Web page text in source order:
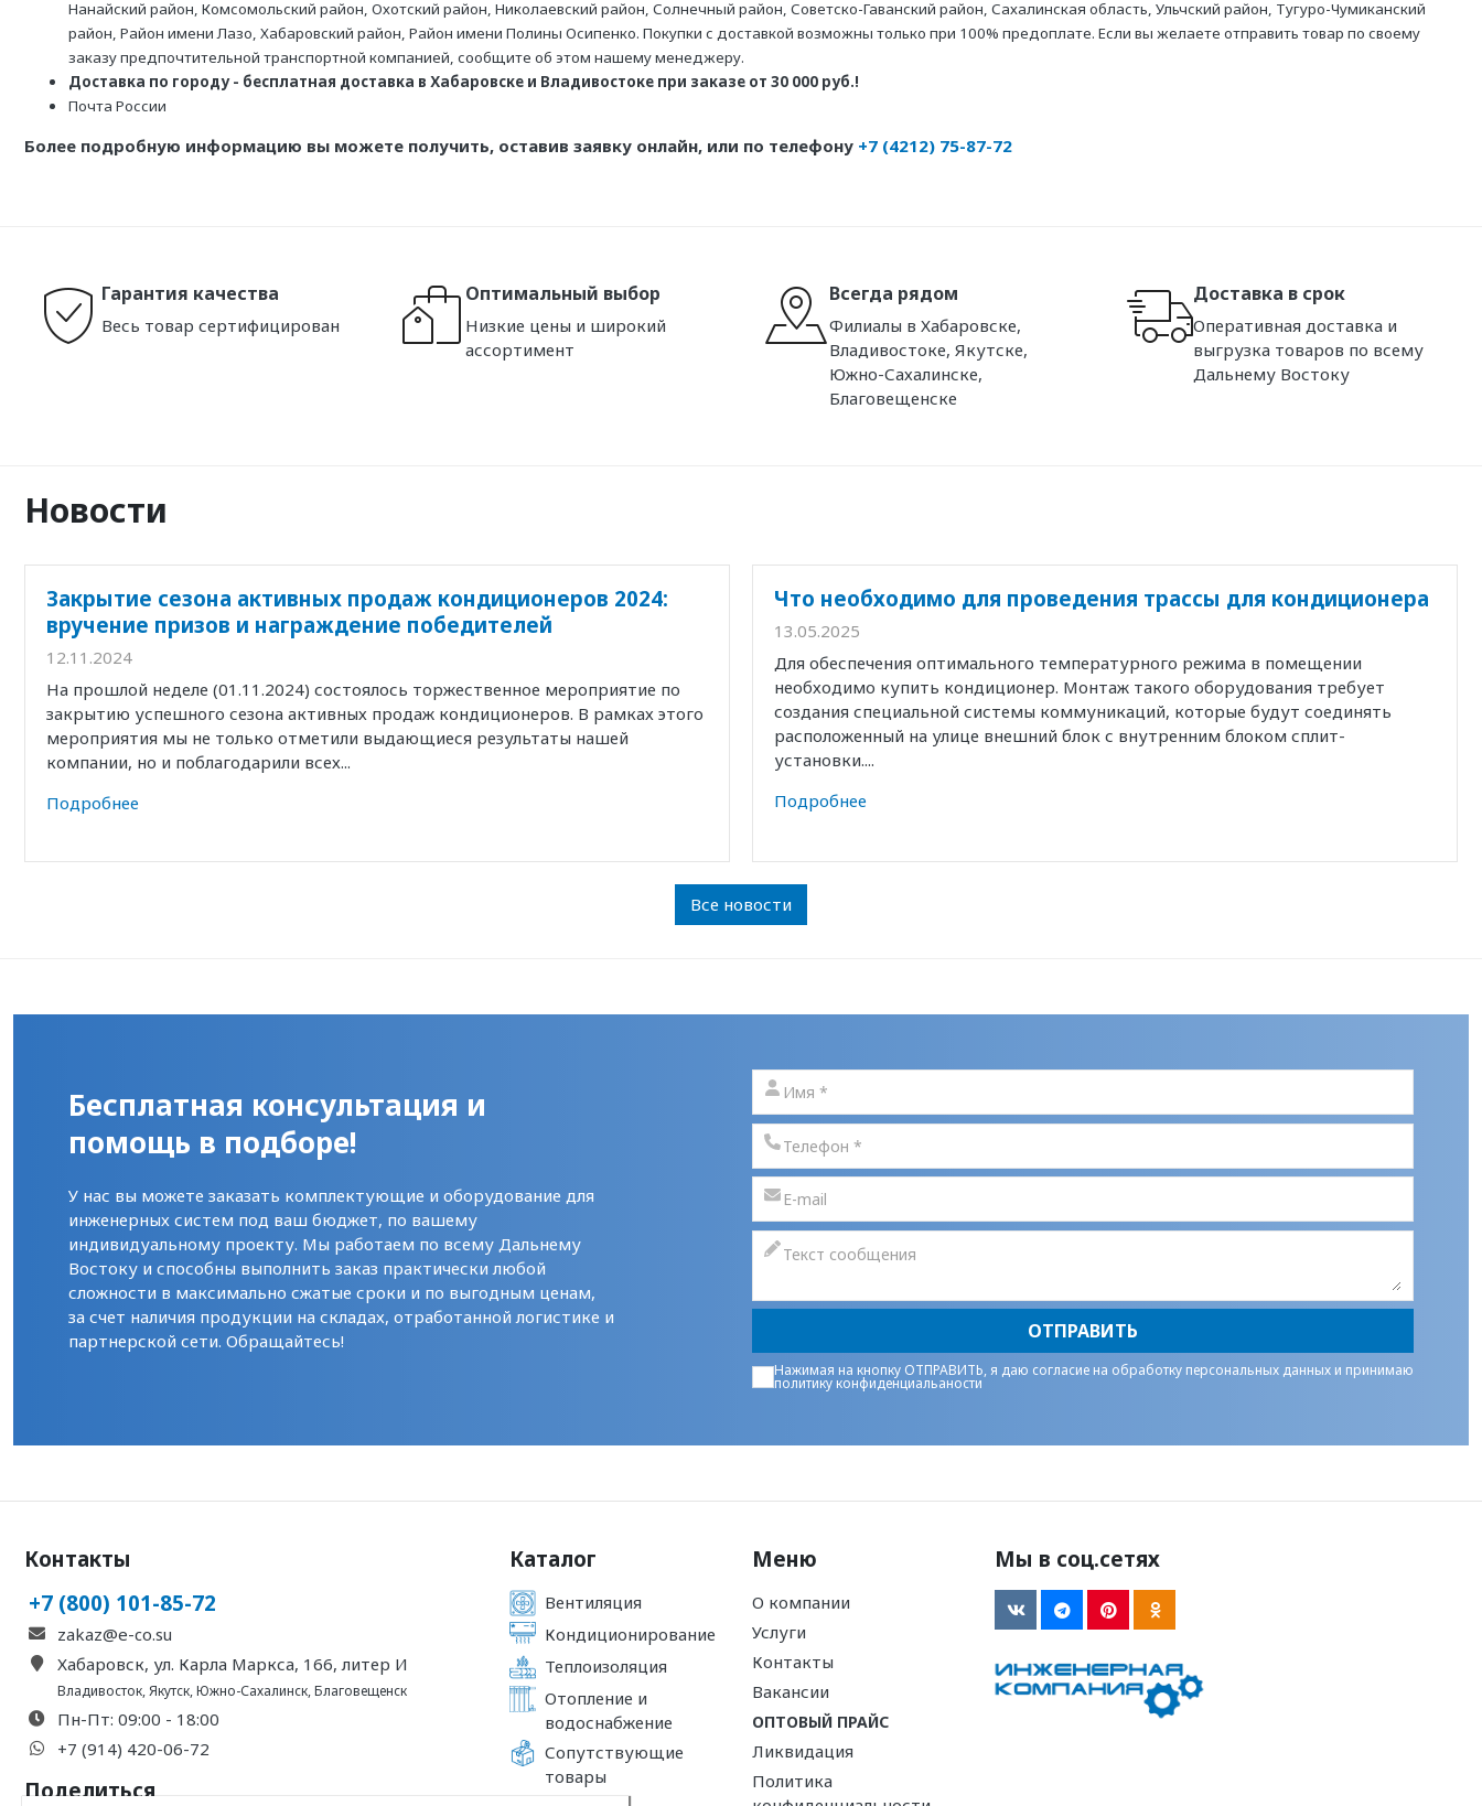
Нанайский район, Комсомольский район, Охотский район, Николаевский район, Солнечный район, Советско-Гаванский район, Сахалинская область, Ульчский район, Тугуро-Чумиканский
район, Район имени Лазо, Хабаровский район, Район имени Полины Осипенко. Покупки с доставкой возможны только при 100% предоплате. Если вы желаете отправить товар по своему
заказу предпочтительной транспортной компанией, сообщите об этом нашему менеджеру.
Доставка по городу - бесплатная доставка в Хабаровске и Владивостоке при заказе от 30 000 руб.!
Почта России
Более подробную информацию вы можете получить, оставив заявку онлайн, или по телефону +7 (4212) 75-87-72
Гарантия качества
Весь товар сертифицирован
Оптимальный выбор
Низкие цены и широкий
ассортимент
Всегда рядом
Филиалы в Хабаровске,
Владивостоке, Якутске,
Южно-Сахалинске,
Благовещенске
Доставка в срок
Оперативная доставка и
выгрузка товаров по всему
Дальнему Востоку
Новости
Закрытие сезона активных продаж кондиционеров 2024:
вручение призов и награждение победителей
12.11.2024
На прошлой неделе (01.11.2024) состоялось торжественное мероприятие по
закрытию успешного сезона активных продаж кондиционеров. В рамках этого
мероприятия мы не только отметили выдающиеся результаты нашей
компании, но и поблагодарили всех...
Подробнее
Что необходимо для проведения трассы для кондиционера
13.05.2025
Для обеспечения оптимального температурного режима в помещении
необходимо купить кондиционер. Монтаж такого оборудования требует
создания специальной системы коммуникаций, которые будут соединять
расположенный на улице внешний блок с внутренним блоком сплит-
установки....
Подробнее
Все новости
Бесплатная консультация и
помощь в подборе!
У нас вы можете заказать комплектующие и оборудование для
инженерных систем под ваш бюджет, по вашему
индивидуальному проекту. Мы работаем по всему Дальнему
Востоку и способны выполнить заказ практически любой
сложности в максимально сжатые сроки и по выгодным ценам,
за счет наличия продукции на складах, отработанной логистике и
партнерской сети. Обращайтесь!
ОТПРАВИТЬ
Нажимая на кнопку ОТПРАВИТЬ, я даю согласие на обработку персональных данных и принимаю
политику конфиденциальаности
Контакты
+7 (800) 101-85-72
zakaz@e-co.su
Хабаровск, ул. Карла Маркса, 166, литер И
Владивосток,Якутск,Южно-Сахалинск,Благовещенск
Пн-Пт: 09:00 - 18:00
+7 (914) 420-06-72
Поделиться
Каталог
Вентиляция
Кондиционирование
Теплоизоляция
Отопление и
водоснабжение
Сопутствующие
товары
Меню
О компании
Услуги
Контакты
Вакансии
ОПТОВЫЙ ПРАЙС
Ликвидация
Политика
Мы в соц.сетях